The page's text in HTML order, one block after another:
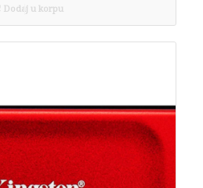
Dodaj u korpu